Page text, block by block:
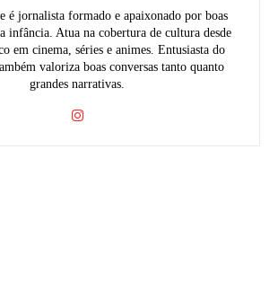
é jornalista formado e apaixonado por boas
infância. Atua na cobertura de cultura desde
em cinema, séries e animes. Entusiasta do
valoriza boas conversas tanto quanto
grandes narrativas.